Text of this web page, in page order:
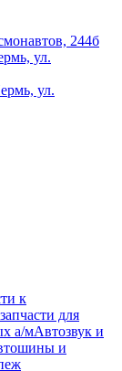
244б
ул.
ул.
к
для
а/мАвтозвук и
и